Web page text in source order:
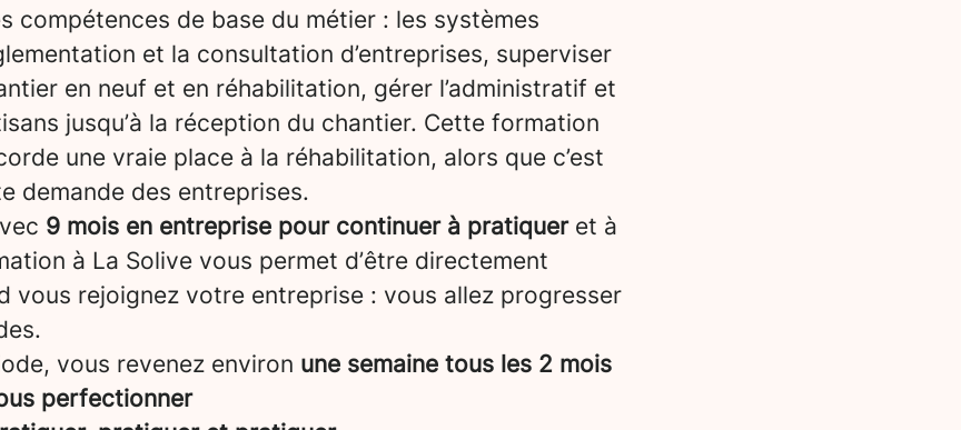
compétences de base du métier : les systèmes
et la consultation d’entreprises, superviser
en neuf et en réhabilitation, gérer l’administratif et
jusqu’à la réception du chantier. Cette formation
une vraie place à la réhabilitation, alors que c’est
demande des entreprises.
9 mois en entreprise pour continuer à pratiqueret à
à La Solive vous permet d’être directement
vous rejoignez votre entreprise : vous allez progresser
vous revenez environ une semaine tous les 2 mois
perfectionner